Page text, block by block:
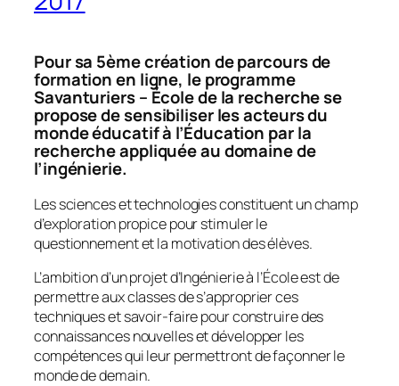
Pour sa 5ème création de parcours de
formation en ligne, le programme
Savanturiers – École de la recherche se
propose de sensibiliser les acteurs du
monde éducatif à l’Éducation par la
recherche appliquée au domaine de
l’ingénierie.
Les sciences et technologies constituent un champ
d’exploration propice pour stimuler le
questionnement et la motivation des élèves.
L’ambition d’un projet d’Ingénierie à l’École est de
permettre aux classes de s’approprier ces
techniques et savoir-faire pour construire des
connaissances nouvelles et développer les
compétences qui leur permettront de façonner le
monde de demain.